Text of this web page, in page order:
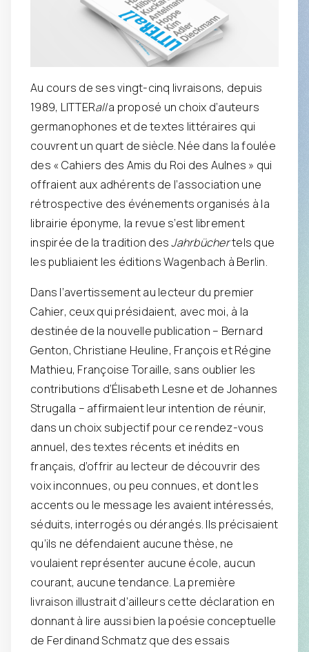
Au cours de ses vingt-cinq livraisons, depuis
1989, LITTERalla proposé un choix d’auteurs
germanophones et de textes littéraires qui
couvrent un quart de siècle. Née dans la foulée
des « Cahiers des Amis du Roi des Aulnes » qui
offraient aux adhérents de l’association une
rétrospective des événements organisés à la
librairie éponyme, la revue s’est librement
inspirée de la tradition desJahrbüchertels que
les publiaient les éditions Wagenbach à Berlin.
Dans l’avertissement au lecteur du premier
Cahier, ceux qui présidaient, avec moi, à la
destinée de la nouvelle publication – Bernard
Genton, Christiane Heuline, François et Régine
Mathieu, Françoise Toraille, sans oublier les
contributions d’Élisabeth Lesne et de Johannes
Strugalla – affirmaient leur intention de réunir,
dans un choix subjectif pour ce rendez-vous
annuel, des textes récents et inédits en
français, d’offrir au lecteur de découvrir des
voix inconnues, ou peu connues, et dont les
accents ou le message les avaient intéressés,
séduits, interrogés ou dérangés. Ils précisaient
qu’ils ne défendaient aucune thèse, ne
voulaient représenter aucune école, aucun
courant, aucune tendance. La première
livraison illustrait d’ailleurs cette déclaration en
donnant à lire aussi bien la poésie conceptuelle
de Ferdinand Schmatz que des essais